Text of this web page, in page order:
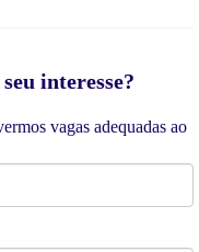
interesse?
vagas adequadas ao